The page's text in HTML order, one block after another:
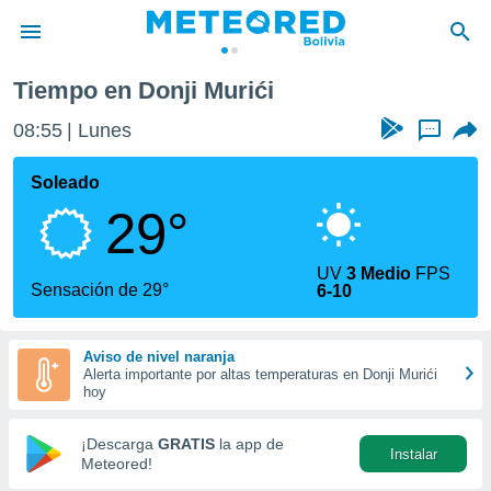
de
ha
calidad.
a este
las
y
forma
digital
basada
Tiempo en Donji Murići
08:55 Lunes ...
Soleado
29°
Sensación de 29°
UV3 Medio FPS
6-10
Aviso de nivel naranja
Alerta importante por altas temperaturas en Donji Murići
hoy
¡Descarga GRATIS la app de
Meteored!
Instalar